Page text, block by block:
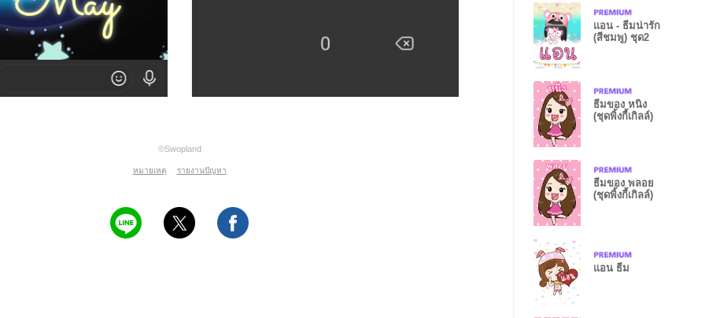
©Swopland
หมายเหตุ รายงานปัญหา
แอน - ธีมน่ารัก
(สีชมพู) ชุด2
ธีมของ หนิง
(ชุดพิ้งกี้เกิลล์)
ธีมของ พลอย
(ชุดพิ้งกี้เกิลล์)
แอน ธีม